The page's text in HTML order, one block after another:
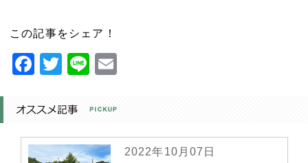
この記事をシェア！
Facebook
Twitter
Line
2022年10月07日